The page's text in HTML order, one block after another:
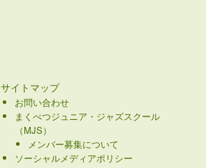
サイトマップ
お問い合わせ
まくべつジュニア・ジャズスクール
（MJS）
メンバー募集について
ソーシャルメディアポリシー